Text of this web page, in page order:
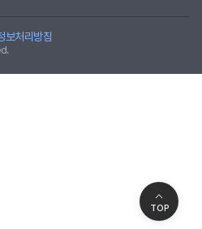
TOP
보처리방침